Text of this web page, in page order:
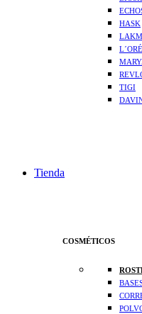
HASK
TIGI
Tienda
COSMÉTICOS